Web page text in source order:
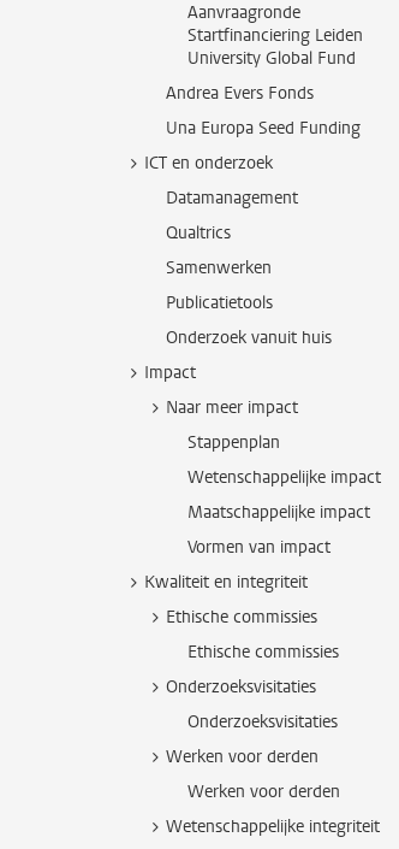
Aanvraagronde
Startfinanciering Leiden
University Global Fund
Andrea Evers Fonds
Una Europa Seed Funding
ICT en onderzoek
Datamanagement
Qualtrics
Samenwerken
Publicatietools
Onderzoek vanuit huis
Impact
Naar meer impact
Stappenplan
Wetenschappelijke impact
Maatschappelijke impact
Vormen van impact
Kwaliteit en integriteit
Ethische commissies
Ethische commissies
Onderzoeksvisitaties
Onderzoeksvisitaties
Werken voor derden
Werken voor derden
Wetenschappelijke integriteit